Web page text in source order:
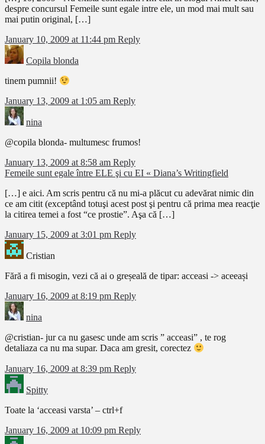
despre concursul Femeile sunt egale intre ele, un mod mai mult sau
mai putin original, […]
January 10, 2009 at 11:44 pm Reply
Copila blonda
tinem pumnii!
January 13, 2009 at 1:05 am Reply
nina
@copila blonda- multumesc frumos!
January 13, 2009 at 8:58 am Reply
Femeile sunt egale între ELE şi cu EI « Diana’s Writingfield
[…] e aici. Am scris pentru că nu mi-a plăcut cu adevărat nimic din
ce am citit (exceptând totuşi acest post şi pentru că prima mea reacţie
la citirea temei a fost “ce prostie”. Aşa că […]
January 15, 2009 at 3:01 pm Reply
Cristian
Fără a fi misogin, vezi că ai o greșeală de tipar: acceasi -> aceeași
January 16, 2009 at 8:19 pm Reply
nina
@cristian- jur ca nu gasesc unde am scris ” acceasi” , te rog
detaliaza ca nu ma supar. Daca am gresit, corectez
January 16, 2009 at 8:39 pm Reply
Spitty
Toate la ‘acceasi varsta’ – ctrl+f
January 16, 2009 at 10:09 pm Reply